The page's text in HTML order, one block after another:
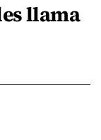
llama